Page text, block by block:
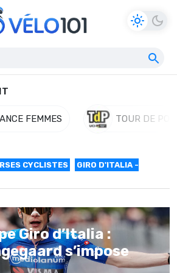
FEMMES TOUR DE
CYCLISTES
GIRO D'ITALIA -
Giro d’Italia :
s’impose